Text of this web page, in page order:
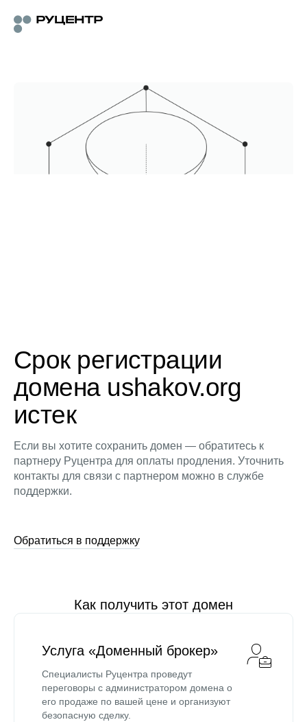
Срок регистрации
домена ushakov.org
истек
Если вы хотите сохранить домен — обратитесь к
партнеру Руцентра для оплаты продления. Уточнить
контакты для связи с партнером можно в службе
поддержки.
Обратиться в поддержку
Как получить этот домен
Услуга «Доменный брокер»
Специалисты Руцентра проведут
переговоры с администратором домена о
его продаже по вашей цене и организуют
безопасную сделку.